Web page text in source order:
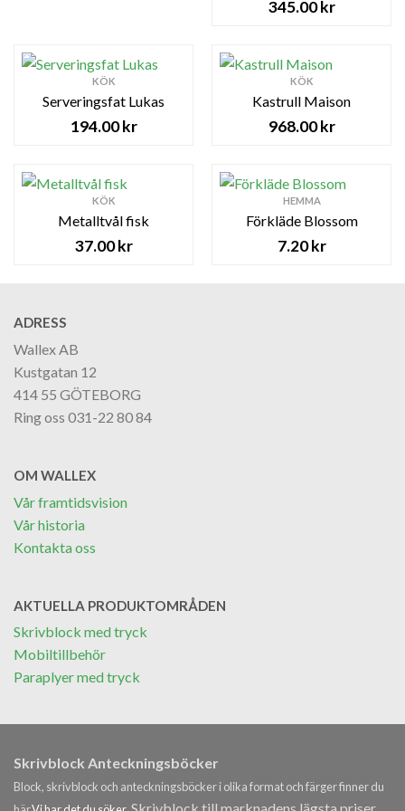
345.00kr
KÖK
Serveringsfat Lukas
194.00kr
KÖK
Kastrull Maison
968.00kr
KÖK
Metalltvål fisk
37.00kr
HEMMA
Förkläde Blossom
7.20kr
ADRESS
Wallex AB
Kustgatan 12
414 55 GÖTEBORG
Ring oss 031-22 80 84
OM WALLEX
Vår framtidsvision
Vår historia
Kontakta oss
AKTUELLA PRODUKTOMRÅDEN
Skrivblock med tryck
Mobiltillbehör
Paraplyer med tryck
Skrivblock Anteckningsböcker
Block, skrivblock och anteckningsböcker i olika format och färger finner du